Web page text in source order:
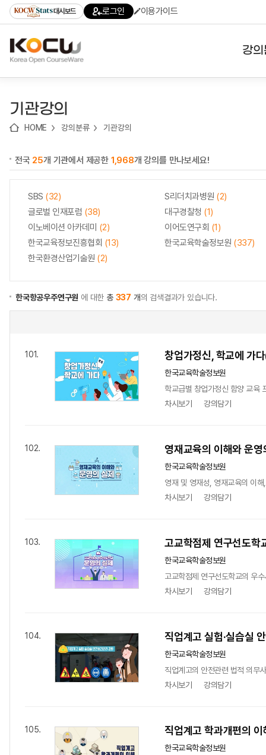
기
기
기
content)
가
대시보드 로그인 이용가이드
강
기관강의
HOME 강의분류 기관강의
전국 25개 기관에서 제공한 1,968개 강의를 만나보세요!
SBS (32) S리더치과병원 (2)
글로벌 인재포럼 (38) 대구경찰청 (1)
이노베이션 아카데미 (2) 이어도연구회 (1)
한국교육정보진흥협회 (13) 한국교육학술정보원 (337)
한국환경산업기술원 (2)
한국항공우주연구원 에 대한 총 337 개의 검색결과가 있습니다.
101. 창업가정신, 학교에 가
한국교육학술정보원
학교급별 창업가정신 함양 교육
차시보기
강의담기
102. 영재교육의 이해와 운영
한국교육학술정보원
영재 및 영재성, 영재교육의 이
차시보기
강의담기
103. 고교학점제 연구선도학
한국교육학술정보원
고교학점제 연구선도학교의 우
차시보기
강의담기
104. 직업계고 실험·실습실
한국교육학술정보원
직업계고의 안전관련 법적 의무
차시보기
강의담기
105. 직업계고 학과개편의 이
한국교육학술정보원